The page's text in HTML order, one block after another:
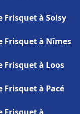
à Soisy
à Nîmes
à Loos
à Pacé